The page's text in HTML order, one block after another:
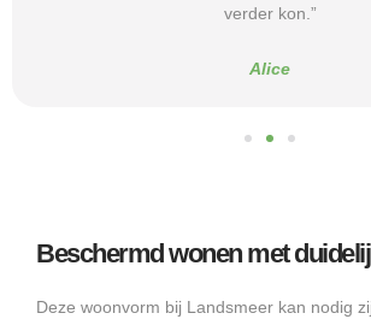
verder kon.”
Alice
Beschermd wonen met
Deze woonvorm bij Landsmeer kan nodig